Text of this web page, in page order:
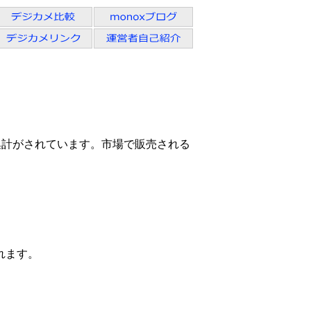
がされています。市場で販売される
す。